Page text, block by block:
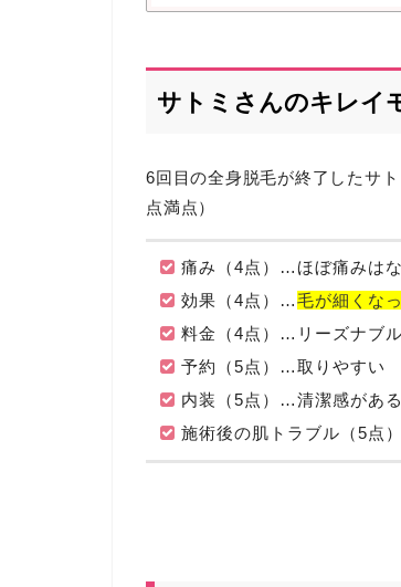
サトミさんのキレイ
6回目の全身脱毛が終了したサ
点満点）
痛み（4点）…ほぼ痛みは
効果（4点）…毛が細くな
料金（4点）…リーズナブル
予約（5点）…取りやすい
内装（5点）…清潔感がある
施術後の肌トラブル（5点